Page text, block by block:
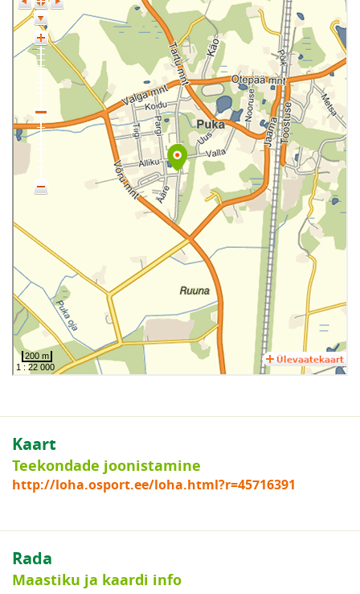
Kaart
Teekondade joonistamine
http://loha.osport.ee/loha.html?r=45716391
Rada
Maastiku ja kaardi info